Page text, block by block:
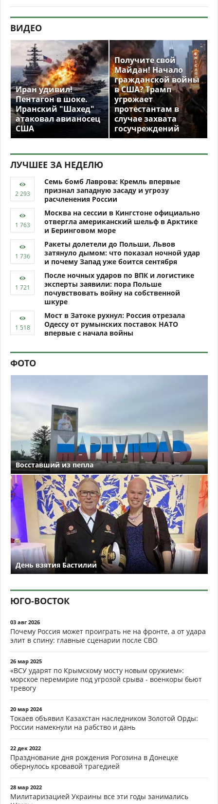
ВИДЕО
Иран удивил!
Пентагон в шоке.
Иранский "Шахед"
атаковал авианосец
США
Получите свой
Майдан! Начало
гражданской войны
в США? Трамп
угрожает
протестантам в
случае захвата
госучреждений
ЛУЧШЕЕ ЗА НЕДЕЛЮ
Семь бомб Лаврова: Кремль впервые
признал западную засаду и угрозу
расчленения России
Москва на сессии в Кингстоне официально
отвергла американский шельф в Арктике
и Беринговом море
Ракеты долетели до Польши, Львов
затянуло дымом: что показал ночной удар
и почему Запад уже боится сентября
После ночных ударов по ВПК и логистике
эксперты заявили: пора Польше
почувствовать войну на собственной
шкуре
Мост в Затоке рухнул: Россия отрезала
Одессу от румынских поставок НАТО
впервые с начала войны
ФОТО
Восставший из пепла
День взятия Бастилии
ЮГО-ВОСТОК
03 авг 2026
Почему Россия может проиграть не на фронте, а от удара
элит в спину: главные сценарии после СВО
26 мар 2025
«ВСУ ударят по Крымскому мосту новым оружием»:
морское перемирие под угрозой срыва - военкоры бьют
тревогу
20 мар 2024
Токаев объявил Казахстан наследником Золотой Орды:
России намекнули на рабство и дань
22 дек 2022
Празднование дня рождения Рогозина в Донецке
обернулось кровавой трагедией
28 мар 2022
Милитаризацией Украины все эти годы занимались